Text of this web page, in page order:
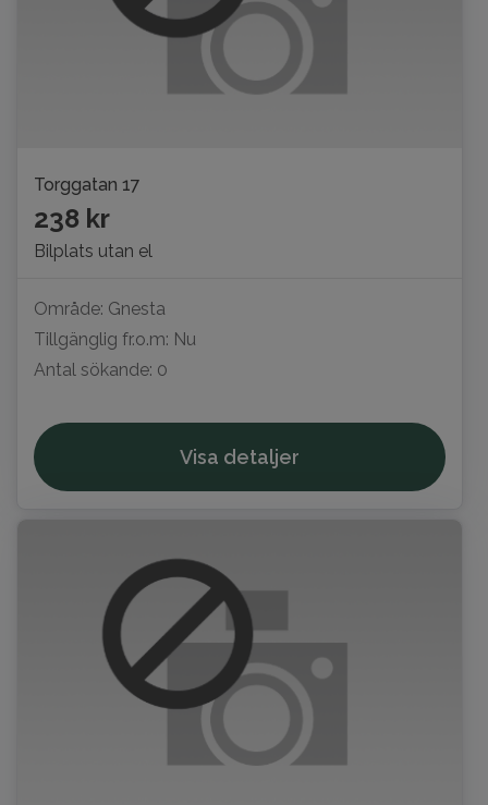
Torggatan 17
238 kr
Bilplats utan el
Område: Gnesta
Tillgänglig fr.o.m: Nu
Antal sökande: 0
Visa detaljer